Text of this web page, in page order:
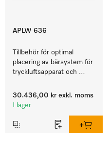
APLW 636
Tillbehör för optimal
placering av bärsystem för
tryckluftsapparat och
30.436,00 kr exkl. moms
I lager